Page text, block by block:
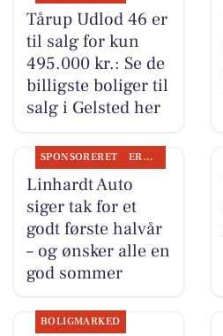
Tårup Udlod 46 er
til salg for kun
495.000 kr.: Se de
billigste boliger til
salg i Gelsted her
SPONSORERET ERHVERV
Linhardt Auto
siger tak for et
godt første halvår
– og ønsker alle en
god sommer
BOLIGMARKED